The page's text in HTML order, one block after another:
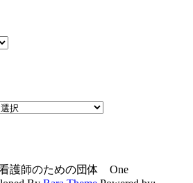
護師のための団体 One